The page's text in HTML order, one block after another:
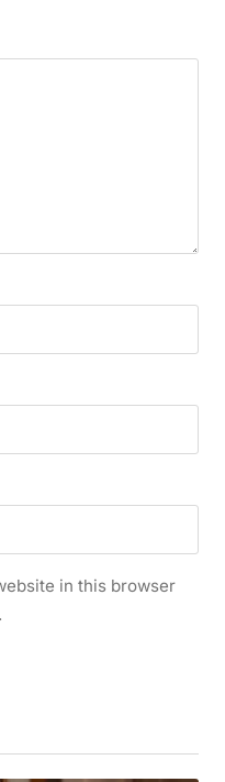
in this browser